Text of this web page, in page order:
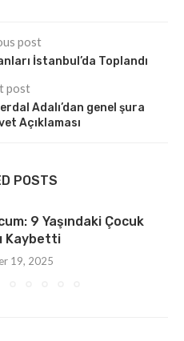
post
İstanbul’da Toplandı
post
Adalı’dan genel şura
Açıklaması
POSTS
9 Yaşındaki Çocuk
Kaybetti
19, 2025